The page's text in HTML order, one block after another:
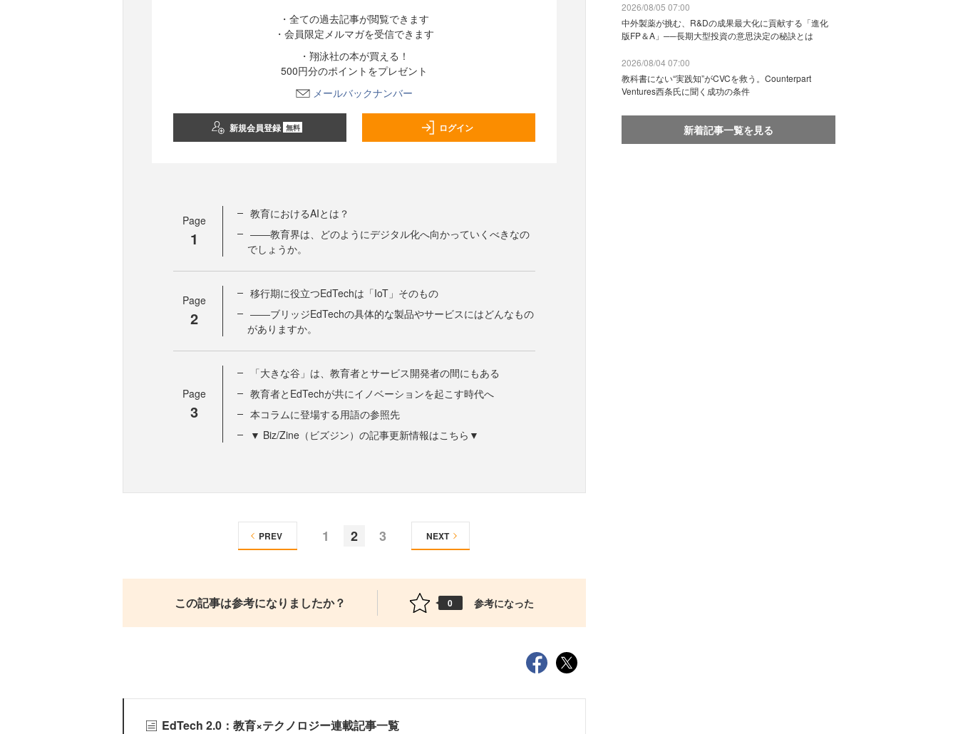
・全ての過去記事が閲覧できます
・会員限定メルマガを受信できます
・翔泳社の本が買える！
500円分のポイントをプレゼント
メールバックナンバー
新規会員登録 無料 ログイン
Page
1
教育におけるAIとは？
――教育界は、どのようにデジタル化へ向かっていくべきなの
でしょうか。
Page
2
移行期に役立つEdTechは「IoT」そのもの
――ブリッジEdTechの具体的な製品やサービスにはどんなもの
がありますか。
Page
3
「大きな谷」は、教育者とサービス開発者の間にもある
教育者とEdTechが共にイノベーションを起こす時代へ
本コラムに登場する用語の参照先
▼ Biz/Zine（ビズジン）の記事更新情報はこちら▼
1 2 3
PREV NEXT
この記事は参考になりましたか？ 0 参考になった
EdTech 2.0：教育×テクノロジー連載記事一覧
2026/08/05 07:00
中外製薬が挑む、R&Dの成果最大化に貢献する「進化
版FP＆A」──長期大型投資の意思決定の秘訣とは
2026/08/04 07:00
教科書にない“実践知”がCVCを救う。Counterpart
Ventures西条氏に聞く成功の条件
新着記事一覧を見る